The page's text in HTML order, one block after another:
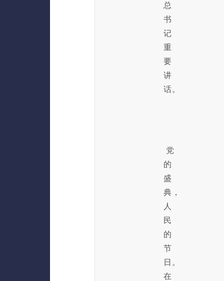
总
书
记
重
要
讲
话。
党
的
盛
典，
人
民
的
节
日。
在